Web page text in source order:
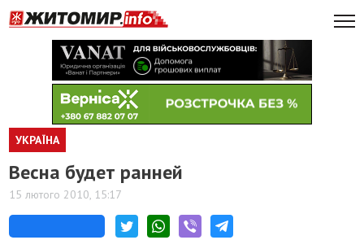
УКРАЇНА
Весна будет ранней
15 лютого 2010, 15:17